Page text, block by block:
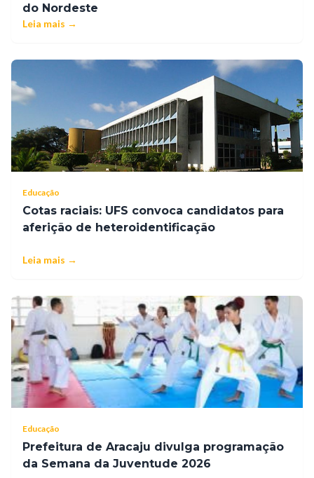
do Nordeste
Leia mais →
Educação
Cotas raciais: UFS convoca candidatos para
aferição de heteroidentificação
Leia mais →
Educação
Prefeitura de Aracaju divulga programação
da Semana da Juventude 2026